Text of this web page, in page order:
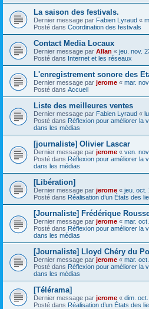
La saison des festivals.
Dernier message par Fabien Lyraud «
Posté dans Coordination des festivals
Contact Media Locaux
Dernier message par Allan « jeu. nov.
Posté dans Internet et les réseaux
L'enregistrement sonore des
Dernier message par jerome « mar.
Posté dans Accueil
Liste des meilleures ventes
Dernier message par Fabien Lyraud «
Posté dans Réflexion pour améliorer la
dans les médias
[journaliste] Olivier Lascar
Dernier message par jerome « ven.
Posté dans Réflexion pour améliorer la
dans les médias
[Libération]
Dernier message par jerome « jeu. oct.
Posté dans Réalisation d’un États des
[Journaliste] Frédérique
Dernier message par jerome « mar.
Posté dans Réflexion pour améliorer la
dans les médias
[Journaliste] Lloyd Chéry du
Dernier message par jerome « mar.
Posté dans Réflexion pour améliorer la
dans les médias
[Télérama]
Dernier message par jerome « dim.
Posté dans Réalisation d’un États des